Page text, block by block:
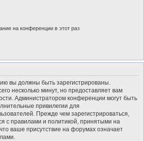
на конференции в этот раз
вы должны быть зарегистрированы.
несколько минут, но предоставляет вам
Администратором конференции могут быть
привилегии для
Прежде чем зарегистрироваться,
с правилами и политикой, принятыми на
ваше присутствие на форумах означает